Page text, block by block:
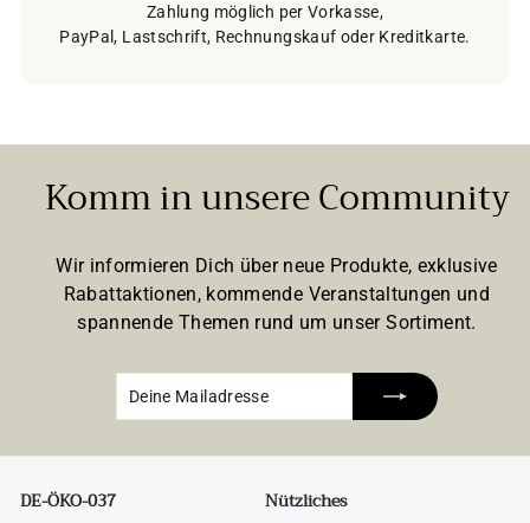
Zahlung möglich per Vorkasse,
PayPal, Lastschrift, Rechnungskauf oder Kreditkarte.
Komm in unsere Community
Wir informieren Dich über neue Produkte, exklusive
Rabattaktionen, kommende Veranstaltungen und
spannende Themen rund um unser Sortiment.
DE-ÖKO-037 Nützliches